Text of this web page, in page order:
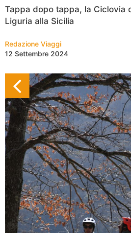
Tappa dopo tappa, la Ciclovia
Liguria alla Sicilia
Redazione Viaggi
12 Settembre 2024